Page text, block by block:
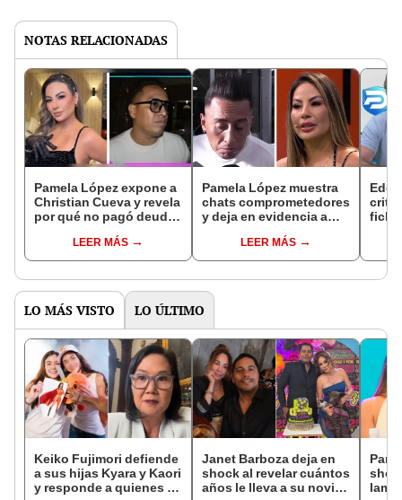
NOTAS RELACIONADAS
Pamela López expone a
Christian Cueva y revela
por qué no pagó deuda
madre: “Malgastó su
dinero en…”
LEER MÁS
Pamela López muestra
chats comprometedores
y deja en evidencia a
madre: “Deja de ser
sinvergüenza"
LEER MÁS
LO MÁS VISTO LO ÚLTIMO
Keiko Fujimori defiende
a sus hijas Kyara y Kaori
y responde a quienes la
Janet Barboza deja en
shock al revelar cuántos
años le lleva a su novio